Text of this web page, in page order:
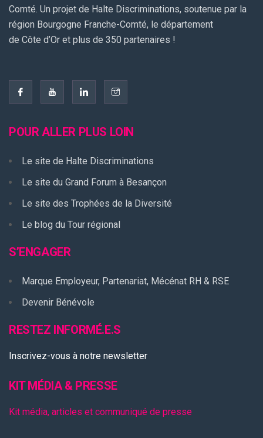
Comté. Un projet de Halte Discriminations, soutenue par la
région Bourgogne Franche-Comté, le département
de Côte d’Or et plus de 350 partenaires !
POUR ALLER PLUS LOIN
Le site de Halte Discriminations
Le site du Grand Forum à Besançon
Le site des Trophées de la Diversité
Le blog du Tour régional
S’ENGAGER
Marque Employeur, Partenariat, Mécénat RH & RSE
Devenir Bénévole
RESTEZ INFORMÉ.E.S
Inscrivez-vous à notre newsletter
KIT MÉDIA & PRESSE
Kit média, articles et communiqué de presse